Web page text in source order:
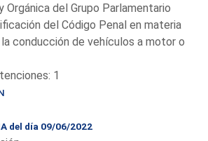
Orgánica del Grupo Parlamentario
del Código Penal en materia
conducción de vehículos a motor o
1
del día 09/06/2022